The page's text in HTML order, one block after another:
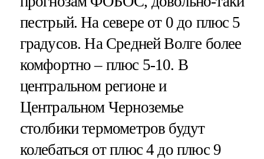
пестрый. На севере от 0 до плюс 5
градусов. На Средней Волге более
комфортно – плюс 5-10. В
центральном регионе и
Центральном Черноземье
столбики термометров будут
колебаться от плюс 4 до плюс 9